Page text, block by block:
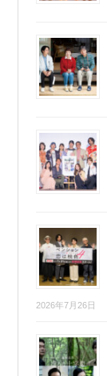
2026年7月26日